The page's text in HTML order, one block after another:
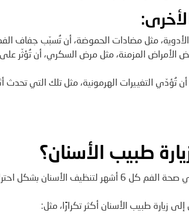
:
مثل مضادات الحموضة، أن تُسبّب جفاف
الأمراض المزمنة، مثل مرض السكري، أن تُؤثّر
تُؤدّي التغييرات الهرمونية، مثل تلك التي تحدث
طبيب الأسنان؟
الأسنان بشكل احترافي.
زيارة طبيب الأسنان أكثر تكرارًا، مثل: